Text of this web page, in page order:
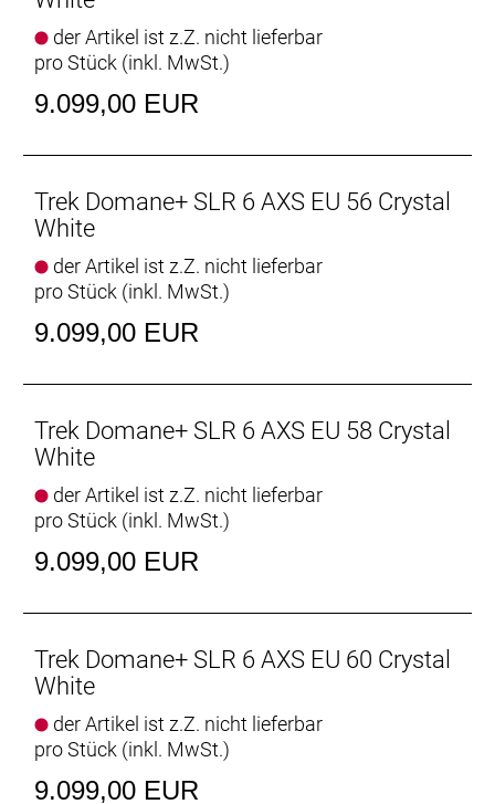
Markt sorgen für eine Extraportion Vortrieb, ohne in
Sachen Optik und Leistungsfähigkeit Abstriche
machen zu müssen. Die neue drahtlose,
elektronische SRAM Rival XPLR AXS schaltet
beeindruckend diskret, ist kompakt, leicht und
extrem leise und bietet eine kraftvolle Unterstützung
- Der smarte Ladeanschluss, das elegant integrierte
Display und die dezente Steuerung sorgen dafür,
dass die cleane Optik eines traditionellen Rennrads
erhalten bleibt.
IsoSpeed sorgt für ein geschmeidigeres und
komfortableres Fahrverhalten.
Range Extender-Akku in den Flaschenhalter
einsetzen, um deine elektrische Reichweite zu
erhöhen.
- Ausgestattet ist es mit dem abenteuerbereiten
Untergründe.
Das Domane+ SLR eTap kommt mit 40 mm breiten
Gravelreifen und einem gravelspezifischen SRAM
XPLR-Antrieb, damit du auch Schotterpisten und
der Artikel ist z.Z. nicht lieferbar
pro Stück (inkl. MwSt.)
9.099,00 EUR
Trek Domane+ SLR 6 AXS EU 56 Crystal
White
der Artikel ist z.Z. nicht lieferbar
pro Stück (inkl. MwSt.)
9.099,00 EUR
Trek Domane+ SLR 6 AXS EU 58 Crystal
White
der Artikel ist z.Z. nicht lieferbar
pro Stück (inkl. MwSt.)
9.099,00 EUR
Trek Domane+ SLR 6 AXS EU 60 Crystal
White
der Artikel ist z.Z. nicht lieferbar
pro Stück (inkl. MwSt.)
9.099,00 EUR